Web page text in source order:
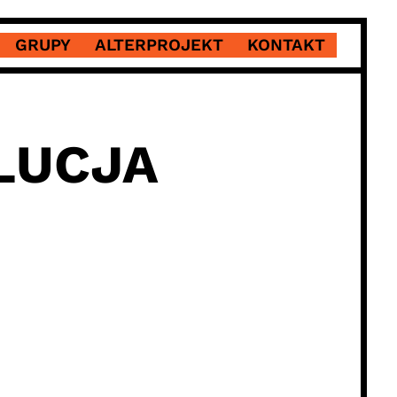
GRUPY ALTERPROJEKT KONTAKT